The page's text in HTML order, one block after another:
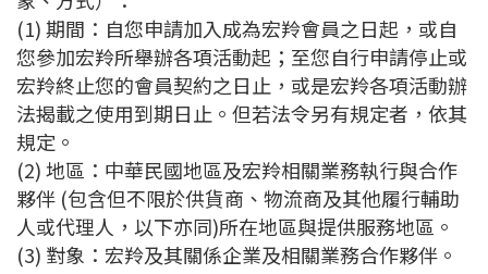
(1) 期間：自您申請加入成為宏羚會員之日起，或自
您參加宏羚所舉辦各項活動起；至您自行申請停止或
宏羚終止您的會員契約之日止，或是宏羚各項活動辦
法揭載之使用到期日止。但若法令另有規定者，依其
規定。
(2) 地區：中華民國地區及宏羚相關業務執行與合作
夥伴 (包含但不限於供貨商、物流商及其他履行輔助
人或代理人，以下亦同)所在地區與提供服務地區。
(3) 對象：宏羚及其關係企業及相關業務合作夥伴。